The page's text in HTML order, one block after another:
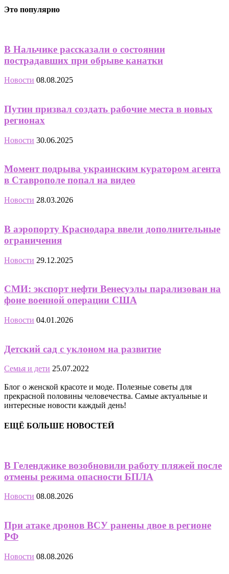
Это популярно
В Нальчике рассказали о состоянии
пострадавших при обрыве канатки
Новости 08.08.2025
Путин призвал создать рабочие места в новых
регионах
Новости 30.06.2025
Момент подрыва украинским куратором агента
в Ставрополе попал на видео
Новости 28.03.2026
В аэропорту Краснодара ввели дополнительные
ограничения
Новости 29.12.2025
СМИ: экспорт нефти Венесуэлы парализован на
фоне военной операции США
Новости 04.01.2026
Детский сад с уклоном на развитие
Семья и дети 25.07.2022
Блог о женской красоте и моде. Полезные советы для
прекрасной половины человечества. Самые актуальные и
интересные новости каждый день!
ЕЩЁ БОЛЬШЕ НОВОСТЕЙ
В Геленджике возобновили работу пляжей после
отмены режима опасности БПЛА
Новости 08.08.2026
При атаке дронов ВСУ ранены двое в регионе
РФ
Новости 08.08.2026